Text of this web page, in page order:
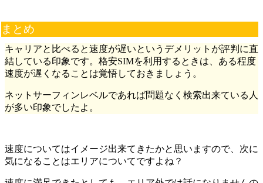
まとめ
キャリアと比べると速度が遅いというデメリットが評判に直
結している印象です。格安SIMを利用するときは、ある程度
速度が遅くなることは覚悟しておきましょう。
ネットサーフィンレベルであれば問題なく検索出来ている人
が多い印象でしたよ。
速度についてはイメージ出来てきたかと思いますので、次に
気になることはエリアについてですよね？